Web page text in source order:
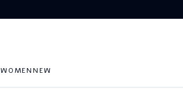
NEW
WOMEN